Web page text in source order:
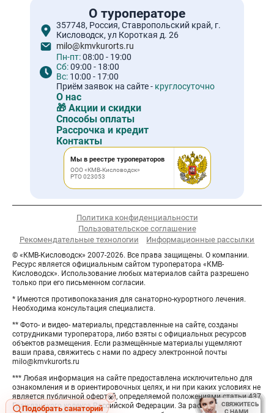
О туроператоре
357748, Россия, Ставропольский край, г.
Кисловодск, ул Короткая д. 26
milo@kmvkurorts.ru
Пн-пт:08:00 - 19:00
Сб:09:00 - 18:00
Вс: 10:00 - 17:00
Приём заявок на сайте - круглосуточно
О нас
🎁 Акции и скидки
Способы оплаты
Рассрочка и кредит
Контакты
Мы в реестре туроператоров
ООО «КМВ-Кисловодск»
РТО 023053
Политика конфиденциальности
Пользовательское соглашение
Рекомендательные технологии
Информационные рассылки
© «КМВ-Кисловодск» 2007-2026. Все права защищены. О компании.
Ресурс является официальным сайтом туроператора «КМВ-
Кисловодск». Использование любых материалов сайта разрешено
только при его письменном согласии.
* Имеются противопоказания для санаторно-курортного лечения.
Необходима консультация специалиста.
** Фото- и видео- материалы, представленные на сайте, созданы
сотрудниками туроператора, либо взяты с официальных ресурсов
объектов размещения. Если размещённые материалы ущемляют
ваши права, свяжитесь с нами по адресу электронной почты
milo@kmvkurorts.ru
*** Любая информация на сайте предоставлена исключительно для
ознакомления и в ориентировочных целях, и ни при каких условиях не
является публичной офертой, определяемой положениями статьи 437
Гражданского кодекса Российской Федерации. За расчётом
Подобрать санаторий
Hide
button
×
СВЯЖИТЕСЬ
С НАМИ
СВЯЖИТЕСЬ